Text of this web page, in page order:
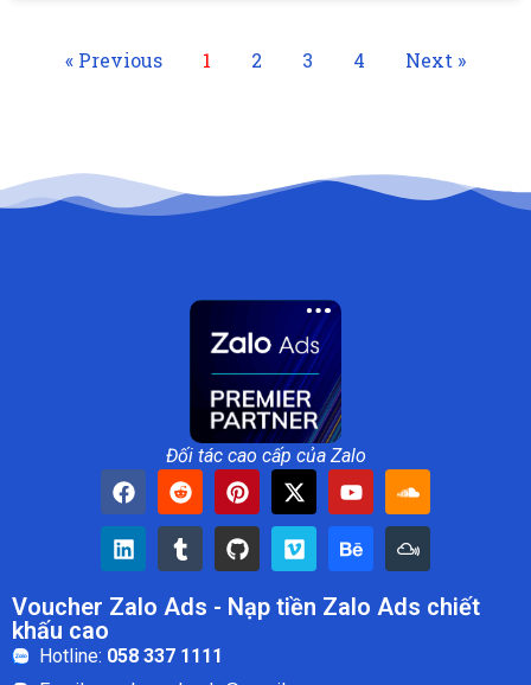
« Previous 1 2 3 4 Next »
Đối tác cao cấp của Zalo
Voucher Zalo Ads - Nạp tiền Zalo Ads chiết
khấu cao​
Hotline: 058 337 1111